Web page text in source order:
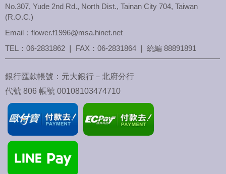
No.307, Yude 2nd Rd., North Dist., Tainan City 704, Taiwan
(R.O.C.)
Email：flower.f1996@msa.hinet.net
TEL： 06-2831862 ❘ FAX：06-2831864 ❘ 統編 88891891
銀行匯款帳號：元大銀行－北府分行
代號 806 帳號 00108103474710